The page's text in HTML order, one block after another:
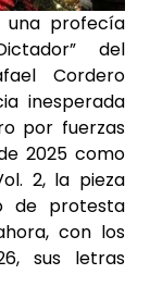
una profecía
del
Cordero
inesperada
por fuerzas
2025 como
2, la pieza
de protesta
con los
sus letras